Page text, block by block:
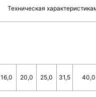
Техническая
16,0 20,0 25,0 31,5 40,0